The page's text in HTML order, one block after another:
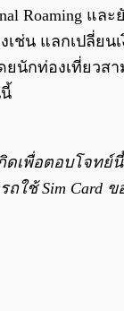
Roaming แล
เช่น แลกเปลี่ยน
นักท่องเที่ยวสา
ดเพื่อตอบโจทย์
ใช้ Sim Card